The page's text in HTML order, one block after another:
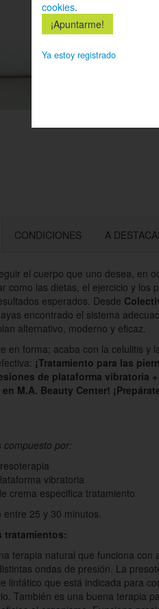
CONDICIONES A
el cuerpo que uno desea, en
como las dietas, el ejercicio y los
esperados. Desde
encontrado el sistema
alternativo, moderno y eficaz.
en forma; acaba con la celulitis y
¡Tratamiento para las
de plataforma vibratoria
M.A. Beauty Center!
compuesto por:
vibratoria
crema especifica tratamiento
entre 25 y 30 minutos.
tratamientos:
terapia natural que funciona con
ondas de presión. La
linfático que está indicada para
También es una buena terapia
cookies.
Ya estoy registrado